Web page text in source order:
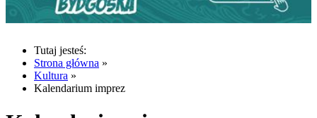
Tutaj jesteś:
Strona główna »
Kultura »
Kalendarium imprez